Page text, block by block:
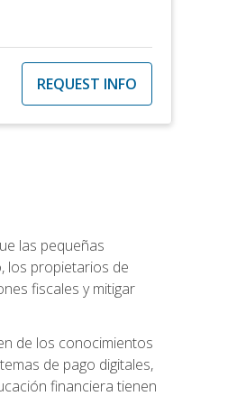
REQUEST INFO
las pequeñas
los propietarios de
fiscales y mitigar
de los conocimientos
de pago digitales,
financiera tienen